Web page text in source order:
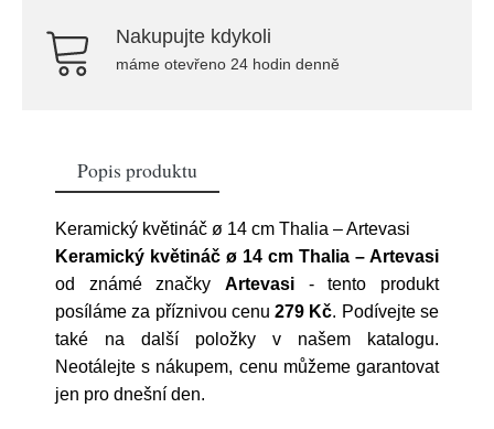
Nakupujte kdykoli
máme otevřeno 24 hodin denně
Popis produktu
Keramický květináč ø 14 cm Thalia – Artevasi
Keramický květináč ø 14 cm Thalia – Artevasi
od známé značky Artevasi - tento produkt
posíláme za příznivou cenu279 Kč. Podívejte se
také na další položky v našem katalogu.
Neotálejte s nákupem, cenu můžeme garantovat
jen pro dnešní den.